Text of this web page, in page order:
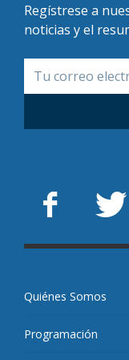
Regístrese a
noticias y el
Quiénes Somos
Programación